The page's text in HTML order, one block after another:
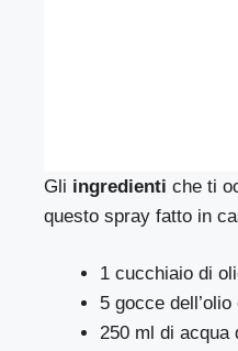
Gli ingredienti che ti
questo spray fatto in
1 cucchiaio di
5 gocce
250 ml di acqua